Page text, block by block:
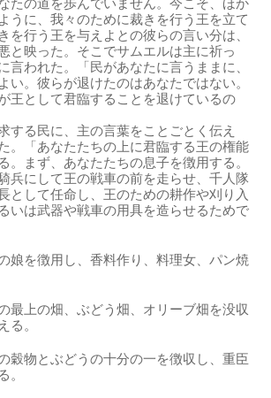
うに、我々のために裁きを行う王を立て
を行う王を与えよとの彼らの言い分は、
と映った。そこでサムエルは主に祈っ
言われた。「民があなたに言うままに、
い。彼らが退けたのはあなたではない。
王として君臨することを退けているの
する民に、主の言葉をことごとく伝え
。「あなたたちの上に君臨する王の権能
。まず、あなたたちの息子を徴用する。
兵にして王の戦車の前を走らせ、千人隊
として任命し、王のための耕作や刈り入
いは武器や戦車の用具を造らせるためで
娘を徴用し、香料作り、料理女、パン焼
最上の畑、ぶどう畑、オリーブ畑を没収
る。
穀物とぶどうの十分の一を徴収し、重臣